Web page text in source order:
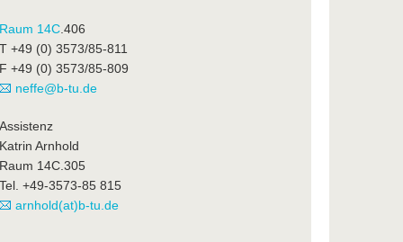
Raum 14C.406
T +49 (0) 3573/85-811
F +49 (0) 3573/85-809
neffe@b-tu.de
Assistenz
Katrin Arnhold
Raum 14C.305
Tel. +49-3573-85 815
arnhold(at)b-tu.de